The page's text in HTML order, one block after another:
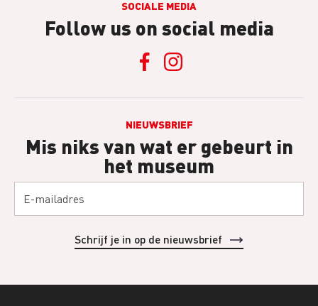
SOCIALE MEDIA
Follow us on social media
NIEUWSBRIEF
Mis niks van wat er gebeurt in
het museum